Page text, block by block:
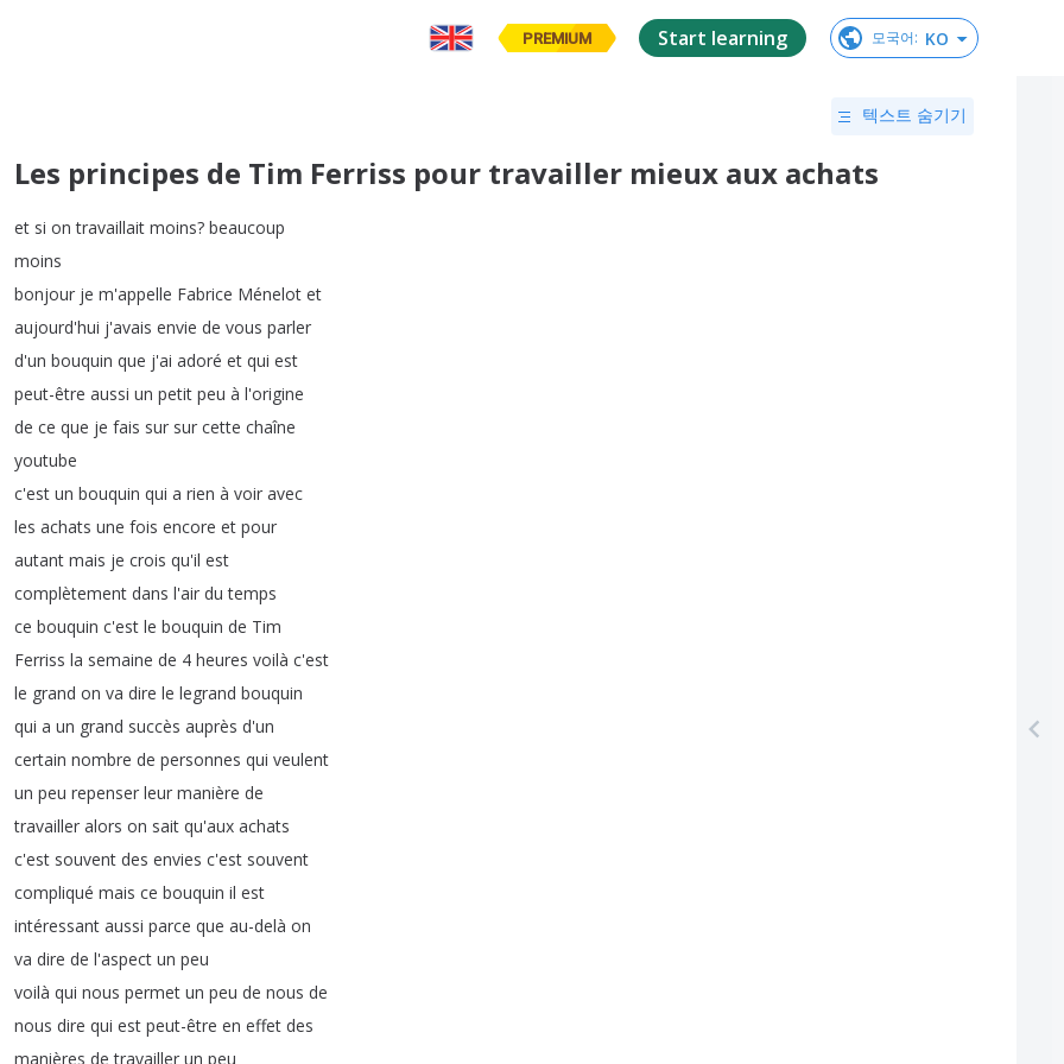
PREMIUM Start learning 모국어: KO
텍스트 숨기기
Les principes de Tim Ferriss pour travailler mieux aux achats
et si on travaillait moins? beaucoup
moins
bonjour je m'appelle Fabrice Ménelot et
aujourd'hui j'avais envie de vous parler
d'un bouquin que j'ai adoré et qui est
peut-être aussi un petit peu à l'origine
de ce que je fais sur sur cette chaîne
youtube
c'est un bouquin qui a rien à voir avec
les achats une fois encore et pour
autant mais je crois qu'il est
complètement dans l'air du temps
ce bouquin c'est le bouquin de Tim
Ferriss la semaine de 4 heures voilà c'est
le grand on va dire le legrand bouquin
qui a un grand succès auprès d'un
certain nombre de personnes qui veulent
un peu repenser leur manière de
travailler alors on sait qu'aux achats
c'est souvent des envies c'est souvent
compliqué mais ce bouquin il est
intéressant aussi parce que au-delà on
va dire de l'aspect un peu
voilà qui nous permet un peu de nous de
nous dire qui est peut-être en effet des
manières de travailler un peu